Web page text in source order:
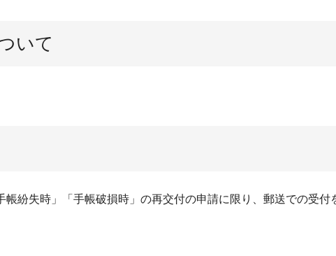
いて
紛失時」「手帳破損時」の再交付の申請に限り、郵送での受付